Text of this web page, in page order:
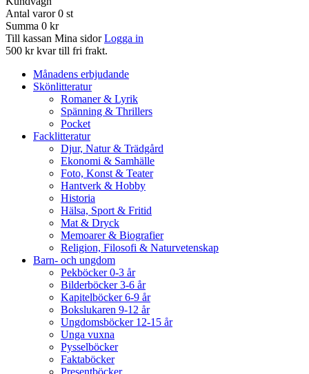
Antal varor 0 st
Summa 0 kr
Till kassan Mina sidor Logga in
500 kr kvar till fri frakt.
Månadens erbjudande
Skönlitteratur
Romaner & Lyrik
Spänning & Thrillers
Pocket
Facklitteratur
Djur, Natur & Trädgård
Ekonomi & Samhälle
Foto, Konst & Teater
Hantverk & Hobby
Historia
Hälsa, Sport & Fritid
Mat & Dryck
Memoarer & Biografier
Religion, Filosofi & Naturvetenskap
Barn- och ungdom
Pekböcker 0-3 år
Bilderböcker 3-6 år
Kapitelböcker 6-9 år
Bokslukaren 9-12 år
Ungdomsböcker 12-15 år
Unga vuxna
Pysselböcker
Faktaböcker
Presentböcker